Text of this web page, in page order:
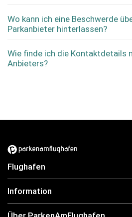
Wo kann ich eine Beschwerde
Parkanbieter hinterlassen?
Wie finde ich die Kontaktdetails
Anbieters?
Flughafen
Information